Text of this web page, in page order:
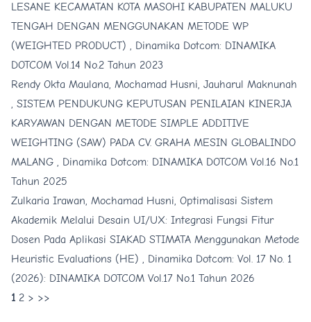
LESANE KECAMATAN KOTA MASOHI KABUPATEN MALUKU
TENGAH DENGAN MENGGUNAKAN METODE WP
(WEIGHTED PRODUCT) , Dinamika Dotcom: DINAMIKA
DOTCOM Vol.14 No.2 Tahun 2023
Rendy Okta Maulana, Mochamad Husni, Jauharul Maknunah
, SISTEM PENDUKUNG KEPUTUSAN PENILAIAN KINERJA
KARYAWAN DENGAN METODE SIMPLE ADDITIVE
WEIGHTING (SAW) PADA CV. GRAHA MESIN GLOBALINDO
MALANG , Dinamika Dotcom: DINAMIKA DOTCOM Vol.16 No.1
Tahun 2025
Zulkaria Irawan, Mochamad Husni, Optimalisasi Sistem
Akademik Melalui Desain UI/UX: Integrasi Fungsi Fitur
Dosen Pada Aplikasi SIAKAD STIMATA Menggunakan Metode
Heuristic Evaluations (HE) , Dinamika Dotcom: Vol. 17 No. 1
(2026): DINAMIKA DOTCOM Vol.17 No.1 Tahun 2026
1 2 > >>